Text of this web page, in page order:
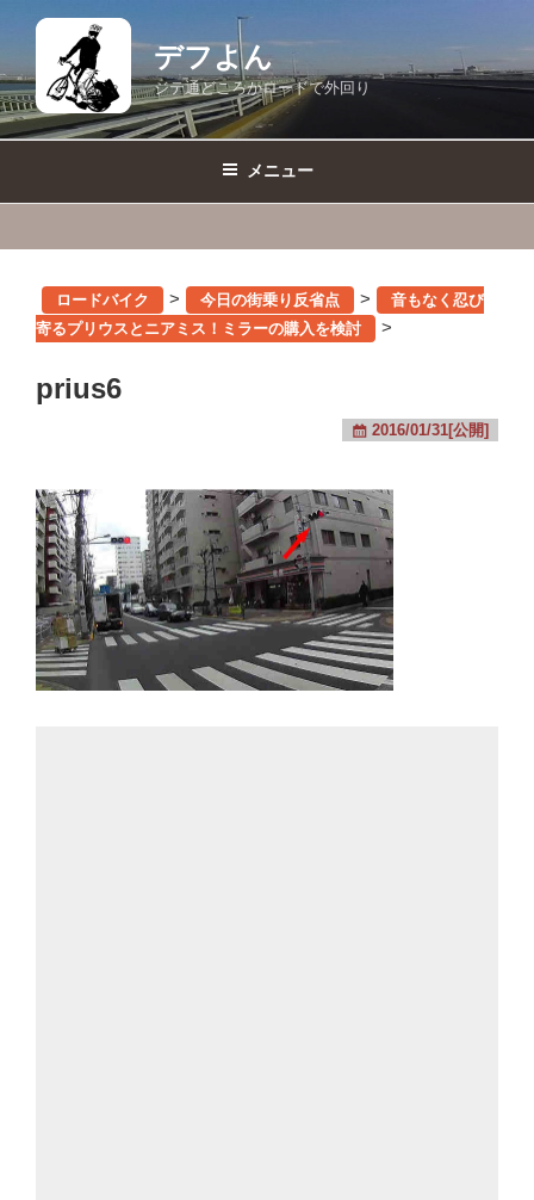
テ
ン
ツ
デフよん
ジテ通どころかロードで外回り
メニュー
ロードバイク > 今日の街乗り反省点 >
音もなく忍び
寄るプリウスとニアミス！ミラーの購入を検討
>
prius6
2016/01/31[公開]